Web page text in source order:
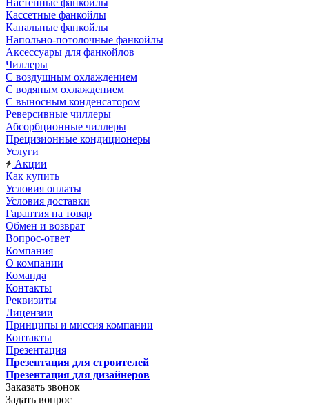
Настенные фанкойлы
Кассетные фанкойлы
Канальные фанкойлы
Напольно-потолочные фанкойлы
Аксессуары для фанкойлов
Чиллеры
С воздушным охлаждением
С водяным охлаждением
С выносным конденсатором
Реверсивные чиллеры
Абсорбционные чиллеры
Прецизионные кондиционеры
Услуги
Акции
Как купить
Условия оплаты
Условия доставки
Гарантия на товар
Обмен и возврат
Вопрос-ответ
Компания
О компании
Команда
Контакты
Реквизиты
Лицензии
Принципы и миссия компании
Контакты
Презентация
Презентация для строителей
Презентация для дизайнеров
Заказать звонок
Задать вопрос